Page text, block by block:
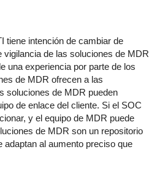
tiene intención de cambiar de
vigilancia de las soluciones de MDR
una experiencia por parte de los
de MDR ofrecen a las
soluciones de MDR pueden
de enlace del cliente. Si el SOC
y el equipo de MDR puede
de MDR son un repositorio
al aumento preciso que